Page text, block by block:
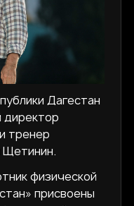
Дагестан
директор
тренер
Щетинин.
физической
присвоены